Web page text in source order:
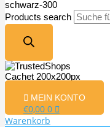
Products search
MEIN KONTO
€0,00 0
Warenkorb